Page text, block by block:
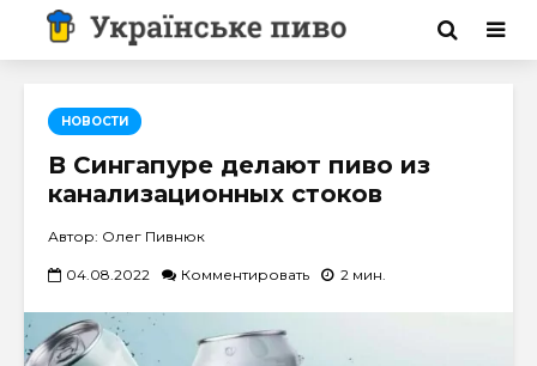
НОВОСТИ
В Сингапуре делают пиво из
канализационных стоков
Автор: Олег Пивнюк
04.08.2022 Комментировать 2 мин.